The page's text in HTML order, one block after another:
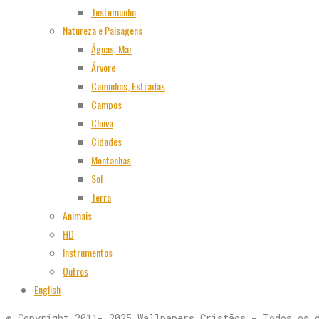
Testemunho
Natureza e Paisagens
Águas, Mar
Árvore
Caminhos, Estradas
Campos
Chuva
Cidades
Montanhas
Sol
Terra
Animais
HD
Instrumentos
Outros
English